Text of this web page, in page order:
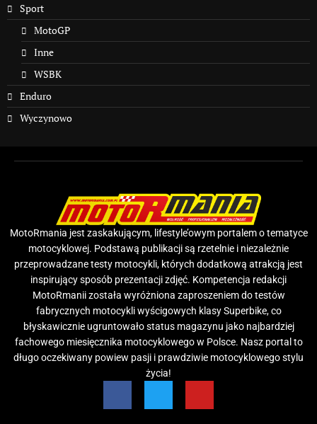
Sport
MotoGP
Inne
WSBK
Enduro
Wyczynowo
MotoRmania jest zaskakującym, lifestyle’owym portalem o tematyce
motocyklowej. Podstawą publikacji są rzetelnie i niezależnie
przeprowadzane testy motocykli, których dodatkową atrakcją jest
inspirujący sposób prezentacji zdjęć. Kompetencja redakcji
MotoRmanii została wyróżniona zaproszeniem do testów
fabrycznych motocykli wyścigowych klasy Superbike, co
błyskawicznie ugruntowało status magazynu jako najbardziej
fachowego miesięcznika motocyklowego w Polsce. Nasz portal to
długo oczekiwany powiew pasji i prawdziwie motocyklowego stylu
życia!